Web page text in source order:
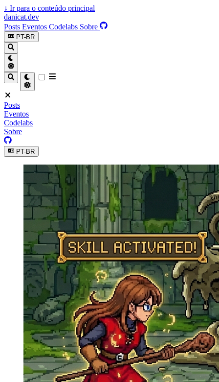
↓ Ir para o conteúdo principal
danicat.dev
Posts Eventos Codelabs Sobre
PT-BR
Posts
Eventos
Codelabs
Sobre
PT-BR